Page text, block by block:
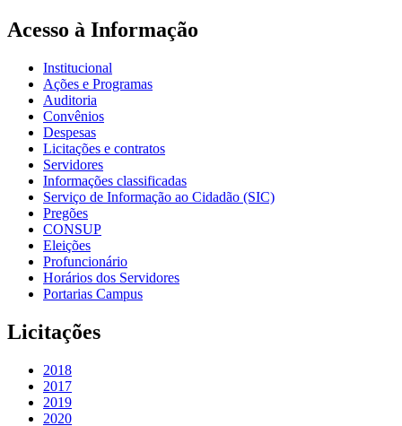
Acesso à Informação
Institucional
Ações e Programas
Auditoria
Convênios
Despesas
Licitações e contratos
Servidores
Informações classificadas
Serviço de Informação ao Cidadão (SIC)
Pregões
CONSUP
Eleições
Profuncionário
Horários dos Servidores
Portarias Campus
Licitações
2018
2017
2019
2020